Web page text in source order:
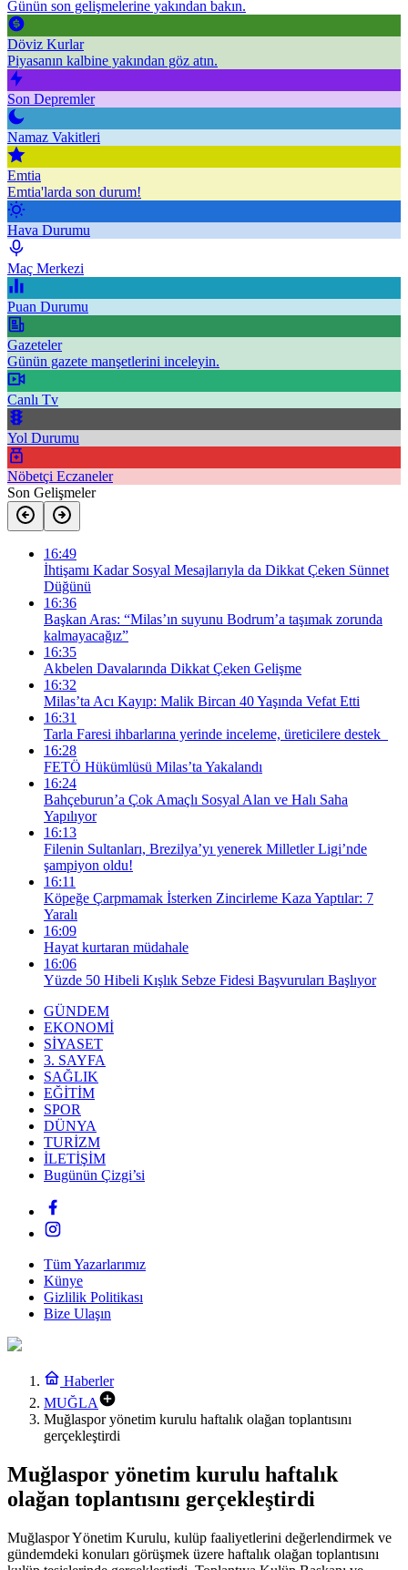
Günün son gelişmelerine yakından bakın.
Döviz Kurlar
Piyasanın kalbine yakından göz atın.
Son Depremler
Namaz Vakitleri
Emtia
Emtia'larda son durum!
Hava Durumu
Maç Merkezi
Puan Durumu
Gazeteler
Günün gazete manşetlerini inceleyin.
Canlı Tv
Yol Durumu
Nöbetçi Eczaneler
Son Gelişmeler
16:49
İhtişamı Kadar Sosyal Mesajlarıyla da Dikkat Çeken Sünnet
Düğünü
16:36
Başkan Aras: “Milas’ın suyunu Bodrum’a taşımak zorunda
kalmayacağız”
16:35
Akbelen Davalarında Dikkat Çeken Gelişme
16:32
Milas’ta Acı Kayıp: Malik Bircan 40 Yaşında Vefat Etti
16:31
Tarla Faresi ihbarlarına yerinde inceleme, üreticilere destek
16:28
FETÖ Hükümlüsü Milas’ta Yakalandı
16:24
Bahçeburun’a Çok Amaçlı Sosyal Alan ve Halı Saha
Yapılıyor
16:13
Filenin Sultanları, Brezilya’yı yenerek Milletler Ligi’nde
şampiyon oldu!
16:11
Köpeğe Çarpmamak İsterken Zincirleme Kaza Yaptılar: 7
Yaralı
16:09
Hayat kurtaran müdahale
16:06
Yüzde 50 Hibeli Kışlık Sebze Fidesi Başvuruları Başlıyor
GÜNDEM
EKONOMİ
SİYASET
3. SAYFA
SAĞLIK
EĞİTİM
SPOR
DÜNYA
TURİZM
İLETİŞİM
Bugünün Çizgi’si
Tüm Yazarlarımız
Künye
Gizlilik Politikası
Bize Ulaşın
Haberler
MUĞLA
Muğlaspor yönetim kurulu haftalık olağan toplantısını
gerçekleştirdi
Muğlaspor yönetim kurulu haftalık
olağan toplantısını gerçekleştirdi
Muğlaspor Yönetim Kurulu, kulüp faaliyetlerini değerlendirmek ve
gündemdeki konuları görüşmek üzere haftalık olağan toplantısını